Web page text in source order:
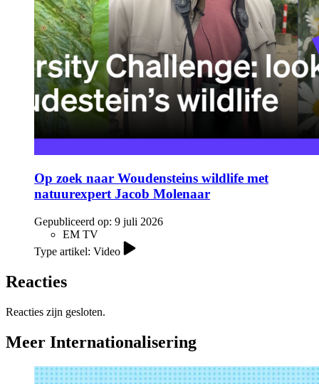
Op zoek naar Woudensteins wildlife met
natuurexpert Jacob Molenaar
Gepubliceerd op: 9 juli 2026
EM TV
Type artikel: Video
Reacties
Reacties zijn gesloten.
Meer Internationalisering